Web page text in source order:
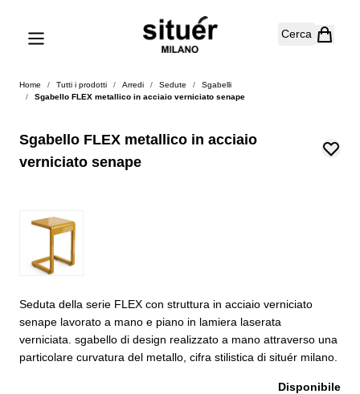
Cerca
Home / Tutti i prodotti / Arredi / Sedute /
Sgabelli
/
Sgabello FLEX metallico in acciaio verniciato senape
Sgabello FLEX metallico in acciaio
verniciato senape
Seduta della serie FLEX con struttura in acciaio verniciato
senape lavorato a mano e piano in lamiera laserata
verniciata. sgabello di design realizzato a mano attraverso una
particolare curvatura del metallo, cifra stilistica di situér milano.
Disponibile